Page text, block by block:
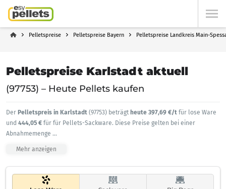
Pelletspreise Pelletspreise Bayern Pelletspreise Landkreis Main-
Pelletspreise Karlstadt aktuell
(97753) – Heute Pellets kaufen
Der Pelletspreis in Karlstadt (97753) beträgt heute 397,69 €/t für lose Ware
und 444,05 € für für Pellets-Sackware. Diese Preise gelten bei einer
Abnahmemenge ...
Mehr anzeigen